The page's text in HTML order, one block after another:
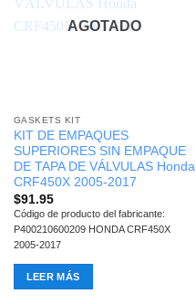
AGOTADO
GASKETS KIT
KIT DE EMPAQUES
SUPERIORES SIN EMPAQUE
DE TAPA DE VÁLVULAS Honda
CRF450X 2005-2017
$91.95
Código de producto del fabricante:
P400210600209 HONDA CRF450X
2005-2017
LEER MÁS